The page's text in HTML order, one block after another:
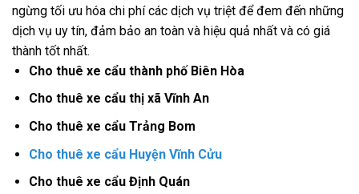
ngừng tối ưu hóa chi phí các dịch vụ triệt để đem đến những
dịch vụ uy tín, đảm bảo an toàn và hiệu quả nhất và có giá
thành tốt nhất.
Cho thuê xe cẩu thành phố Biên Hòa
Cho thuê xe cẩu thị xã Vĩnh An
Cho thuê xe cẩu Trảng Bom
Cho thuê xe cẩu Huyện Vĩnh Cửu
Cho thuê xe cẩu Định Quán